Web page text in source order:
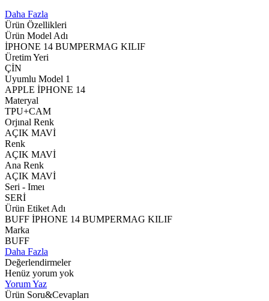
Daha Fazla
Ürün Özellikleri
Ürün Model Adı
İPHONE 14 BUMPERMAG KILIF
Üretim Yeri
ÇİN
Uyumlu Model 1
APPLE İPHONE 14
Materyal
TPU+CAM
Orjınal Renk
AÇIK MAVİ
Renk
AÇIK MAVİ
Ana Renk
AÇIK MAVİ
Seri - Imeı
SERİ
Ürün Etiket Adı
BUFF İPHONE 14 BUMPERMAG KILIF
Marka
BUFF
Daha Fazla
Değerlendirmeler
Henüz yorum yok
Yorum Yaz
Ürün Soru&Cevapları